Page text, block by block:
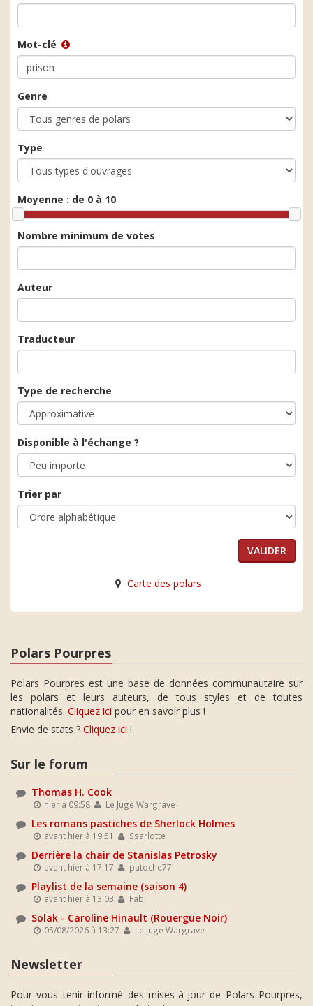
Mot-clé
Genre
Type
Moyenne : de 0 à 10
Nombre minimum de votes
Auteur
Traducteur
Type de recherche
Disponible à l'échange ?
Trier par
Carte des polars
Polars Pourpres
Polars Pourpres est une base de données communautaire sur
les polars et leurs auteurs, de tous styles et de toutes
nationalités. Cliquez ici pour en savoir plus !
Envie de stats ? Cliquez ici !
Sur le forum
Thomas H. Cook
hier à 09:58 Le Juge Wargrave
Les romans pastiches de Sherlock Holmes
avant hier à 19:51 Ssarlotte
Derrière la chair de Stanislas Petrosky
avant hier à 17:17 patoche77
Playlist de la semaine (saison 4)
avant hier à 13:03 Fab
Solak - Caroline Hinault (Rouergue Noir)
05/08/2026 à 13:27 Le Juge Wargrave
Newsletter
Pour vous tenir informé des mises-à-jour de Polars Pourpres,